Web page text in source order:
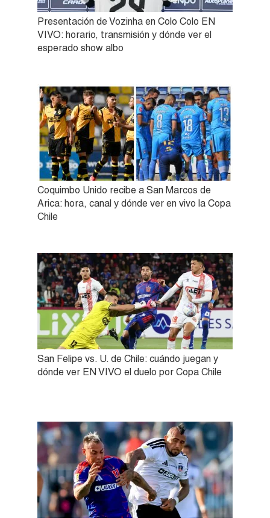
Presentación de Vozinha en Colo Colo EN
VIVO: horario, transmisión y dónde ver el
esperado show albo
Coquimbo Unido recibe a San Marcos de
Arica: hora, canal y dónde ver en vivo la Copa
Chile
San Felipe vs. U. de Chile: cuándo juegan y
dónde ver EN VIVO el duelo por Copa Chile